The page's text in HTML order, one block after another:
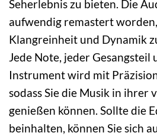
Seherlebnis zu bieten. Die
aufwendig remastert
Klangreinheit und Dynamik
Jede Note, jeder Gesangsteil
Instrument wird mit
sodass Sie die Musik in ihrer
genießen können. Sollte die
beinhalten, können Sie sich